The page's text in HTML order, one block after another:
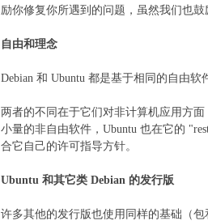
励你修复你所遇到的问题，虽然我们也
自由和理念
Debian 和 Ubuntu 都是基于相同的自由
两者的不同在于它们对非计算机应用方
小量的非自由软件，Ubuntu 也在它的
合它自己的许可指导方针。
Ubuntu 和其它类 Debian 的发行版
许多其他的发行版也使用同样的基础（